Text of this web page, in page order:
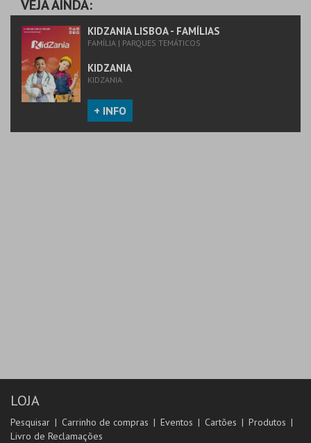
MAIS INFO
COMPRAR
VEJA AINDA:
KIDZANIA LISBOA - FAMÍLIAS
FAMÍLIA | PARQUES TEMÁTICOS
KIDZANIA
KIDZANIA
+ INFO
LOJA
Pesquisar Carrinho de compras Eventos Cartões
Produtos
Livro de Reclamações